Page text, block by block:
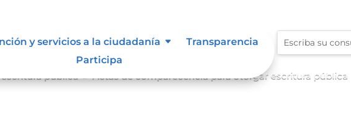
y servicios a la ciudadanía
Transparencia
Participa
pública Actas de comparecencia para otorgar escritura pública